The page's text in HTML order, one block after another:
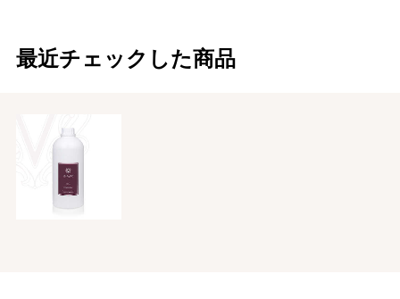
最近チェックした商品